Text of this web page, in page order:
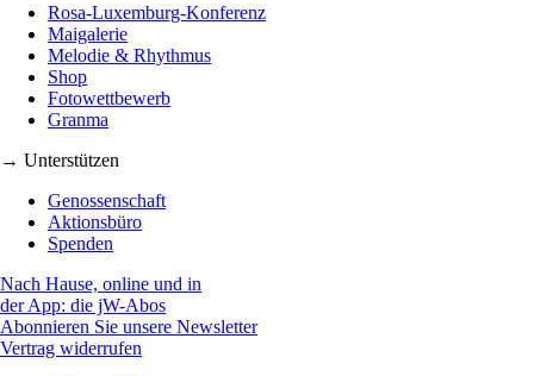
Rosa-Luxemburg-Konferenz
Maigalerie
Melodie & Rhythmus
Shop
Fotowettbewerb
Granma
→ Unterstützen
Genossenschaft
Aktionsbüro
Spenden
Nach Hause, online und in
der App: die jW-Abos
Abonnieren Sie unsere Newsletter
Vertrag widerrufen